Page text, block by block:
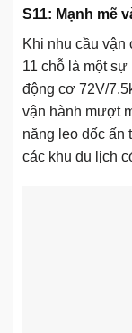
S11: Mạnh mẽ
Khi nhu cầu vận
11 chỗ là một
động cơ 72V/
vận hành mượt
năng leo dốc ấn
các khu du lịch